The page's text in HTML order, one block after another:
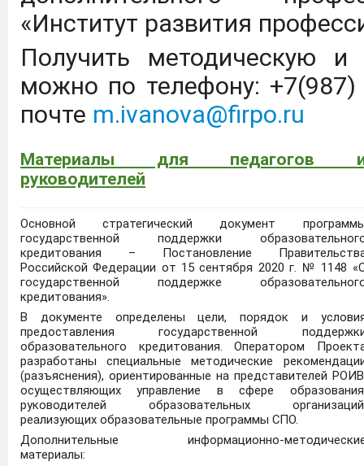
«Институт развития
Получить методическую и
можно по телефону:
почте m.ivanova@firpo.ru
Материалы для педагогов
руководителей
Основной стратегический документ
государственной поддержки
кредитования – Постановление
Российской Федерации от 15 сентября 2020 г. № 1148
государственной поддержке
кредитования».
В документе определены цели, порядок и
предоставления государственной
образовательного кредитования. Оператором
разработаны специальные методические
(разъяснения), ориентированные на представителей
осуществляющих управление в сфере
руководителей образовательных
реализующих образовательные программы СПО.
Дополнительные информационно-
материалы: